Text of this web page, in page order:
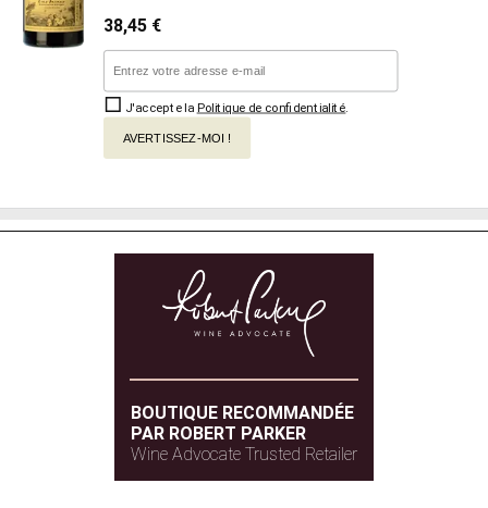
38,45 €
J'accepte la Politique de confidentialité
AVERTISSEZ-MOI !
BOUTIQUE RECOMMANDÉE
PAR ROBERT PARKER
Wine Advocate Trusted Retailer